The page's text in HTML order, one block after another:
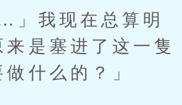
我现在总算明
是塞进了这一隻
什么的？」